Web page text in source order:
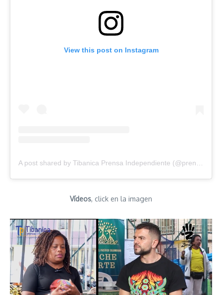
View this post on Instagram
A post shared by Tibanica Prensa Independiente (@prensatibanica)
Vídeos, click en la imagen